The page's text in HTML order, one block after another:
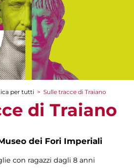
per tutti > Sulle tracce di Traiano
di Traiano
dei Fori Imperiali
con ragazzi dagli 8 anni